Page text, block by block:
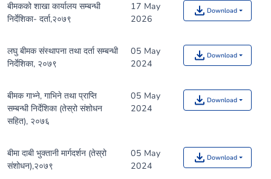
बीमकको शाखा कार्यालय सम्बन्धी
निर्देशिका- दर्ता,२०७९
17 May
2026
Download
लघु बीमक संस्थापना तथा दर्ता सम्बन्धी
निर्देशिका, २०७९
05 May
2024
Download
बीमक गाभ्ने, गाभिने तथा प्राप्ति
सम्बन्धी निर्देशिका (तेस्रो संशोधन
सहित), २०७६
05 May
2024
Download
बीमा दाबी भुक्तानी मार्गदर्शन (तेस्रो
संशोधन),२०७९
05 May
2024
Download